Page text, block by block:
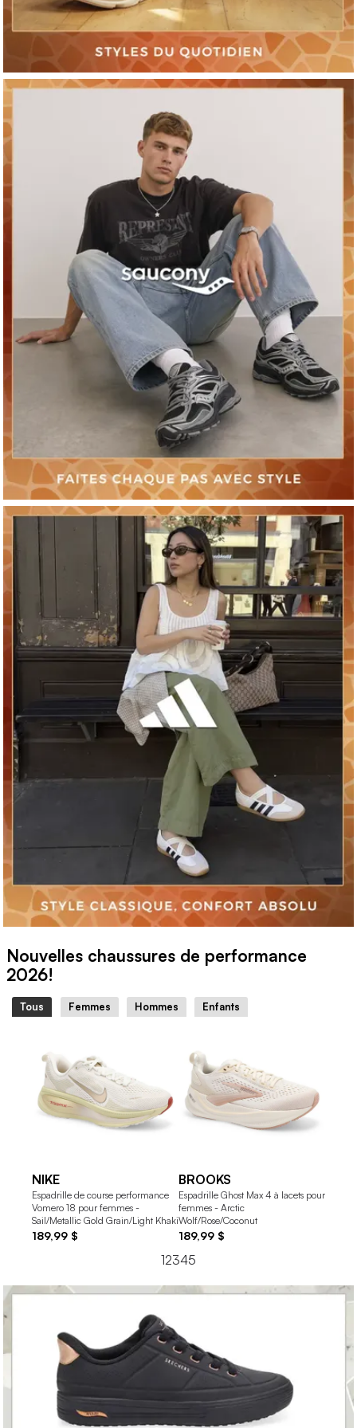
Nouvelles chaussures de performance
2026!
Tous Femmes Hommes Enfants
NIKE
Espadrille de course performance
Vomero 18 pour femmes -
Sail/Metallic Gold Grain/Light Khaki
189,99 $
BROOKS
Espadrille Ghost Max 4 à lacets pour
femmes - Arctic
Wolf/Rose/Coconut
189,99 $
12345